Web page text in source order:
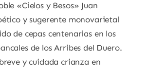
«Cielos y Besos» Juan
y sugerente monovarietal
de cepas centenarias en los
de los Arribes del Duero.
y cuidada crianza en